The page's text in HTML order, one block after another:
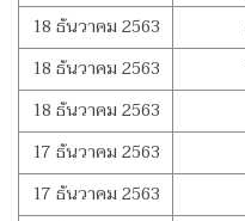
18 ธันวาคม 2563
18 ธันวาคม 2563
18 ธันวาคม 2563
17 ธันวาคม 2563
17 ธันวาคม 2563